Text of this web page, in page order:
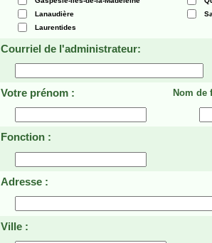
Lanaudière
Laurentides
Courriel de l'administrateur:
Votre prénom : Nom de
Fonction :
Adresse :
Ville :